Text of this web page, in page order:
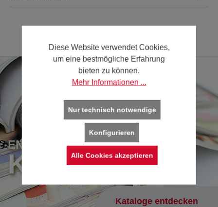
ENTDECKEN SIE UNSERE
KATALOGE
Kataloge entdecken
Diese Website verwendet Cookies,
um eine bestmögliche Erfahrung
bieten zu können.
Mehr Informationen ...
Nur technisch notwendige
Konfigurieren
Alle Cookies akzeptieren